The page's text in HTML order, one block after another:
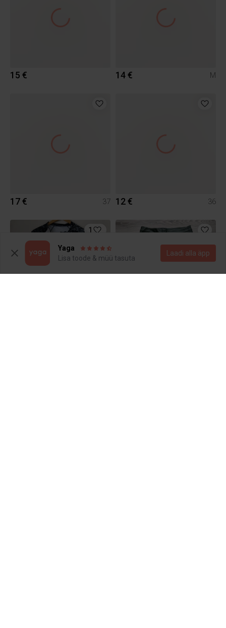
15 € 14 € M
17 € 37 12 € 36
1
Yaga
Lisa toode & müü tasuta
Laadi alla äpp